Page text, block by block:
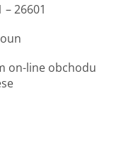
26601
on-line obchodu